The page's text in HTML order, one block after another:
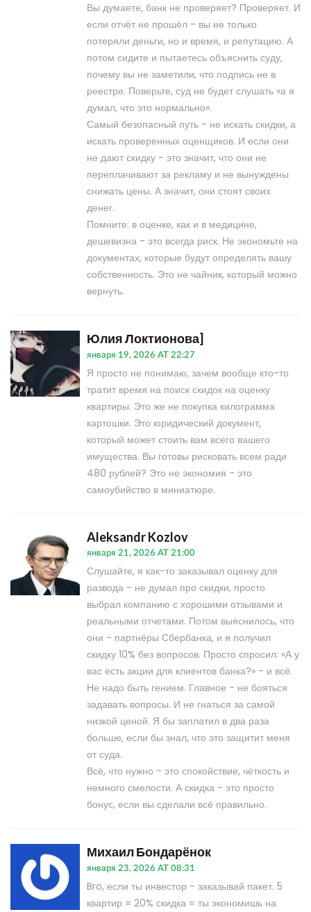
Вы думаете, банк не проверяет? Проверяет. И
если отчёт не прошёл - вы не только
потеряли деньги, но и время, и репутацию. А
потом сидите и пытаетесь объяснить суду,
почему вы не заметили, что подпись не в
реестре. Поверьте, суд не будет слушать «а я
думал, что это нормально».
Самый безопасный путь - не искать скидки, а
искать проверенных оценщиков. И если они
не дают скидку - это значит, что они не
переплачивают за рекламу и не вынуждены
снижать цены. А значит, они стоят своих
денег.
Помните: в оценке, как и в медицине,
дешевизна - это всегда риск. Не экономьте на
документах, которые будут определять вашу
собственность. Это не чайник, который можно
вернуть.
Юлия Локтионова]
января 19, 2026 AT 22:27
Я просто не понимаю, зачем вообще кто-то
тратит время на поиск скидок на оценку
квартиры. Это же не покупка килограмма
картошки. Это юридический документ,
который может стоить вам всего вашего
имущества. Вы готовы рисковать всем ради
480 рублей? Это не экономия - это
самоубийство в миниатюре.
Aleksandr Kozlov
января 21, 2026 AT 21:00
Слушайте, я как-то заказывал оценку для
развода - не думал про скидки, просто
выбрал компанию с хорошими отзывами и
реальными отчетами. Потом выяснилось, что
они - партнёры Сбербанка, и я получил
скидку 10% без вопросов. Просто спросил: «А у
вас есть акции для клиентов банка?» - и всё.
Не надо быть гением. Главное - не бояться
задавать вопросы. И не гнаться за самой
низкой ценой. Я бы заплатил в два раза
больше, если бы знал, что это защитит меня
от суда.
Всё, что нужно - это спокойствие, чёткость и
немного смелости. А скидка - это просто
бонус, если вы сделали всё правильно.
Михаил Бондарёнок
января 23, 2026 AT 08:31
Bro, если ты инвестор - заказывай пакет. 5
квартир = 20% скидка = ты экономишь на